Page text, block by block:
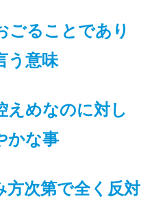
ごることであり
う意味
えめなのに対し
かな事
方次第で全く反対